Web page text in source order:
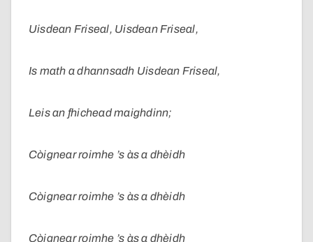
Uisdean Friseal, Uisdean Friseal,
Is math a dhannsadh Uisdean Friseal,
Leis an fhichead maighdinn;
Còignear roimhe ’s às a dhèidh
Còignear roimhe ’s às a dhèidh
Còignear roimhe ’s às a dhèidh